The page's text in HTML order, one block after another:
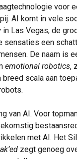
voor
AI komt in vele
in Las Vegas, de
sensaties een
De naam is
emotional robotics,
breed scala aan
van AI. Voor
met AI. Het
zegt genoeg